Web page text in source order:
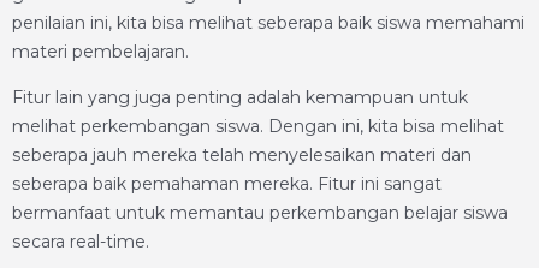
penilaian ini, kita bisa melihat seberapa baik siswa memahami
materi pembelajaran.
Fitur lain yang juga penting adalah kemampuan untuk
melihat perkembangan siswa. Dengan ini, kita bisa melihat
seberapa jauh mereka telah menyelesaikan materi dan
seberapa baik pemahaman mereka. Fitur ini sangat
bermanfaat untuk memantau perkembangan belajar siswa
secara real-time.